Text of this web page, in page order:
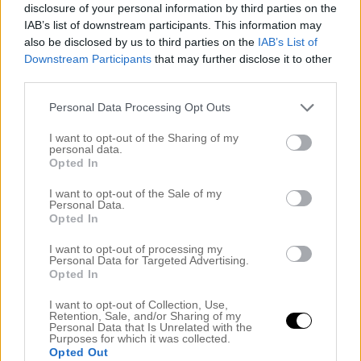
disclosure of your personal information by third parties on the
IAB’s list of downstream participants. This information may
also be disclosed by us to third parties on the IAB’s List of
Downstream Participants that may further disclose it to other
Personal Data Processing Opt Outs
I want to opt-out of the Sharing of my
personal data.
Opted In
I want to opt-out of the Sale of my
Personal Data.
Opted In
I want to opt-out of processing my
Personal Data for Targeted Advertising.
Opted In
I want to opt-out of Collection, Use,
Retention, Sale, and/or Sharing of my
Personal Data that Is Unrelated with the
Purposes for which it was collected.
Opted Out
Bellinifärgad trapp vill man ha max i ett par timmar
ungefär(herregud grannar och folk i området som ev
kikade över häcken måste ju undrat vad jag höll på med!)
Nåväl nu är färgen köpt men tyvärr han jag inte med hela
för nus ka vi iväg och möta upp lite underbara vänner på
Kajen nere i hamnen (Kan ju tilläga att sak nummer två
kyl/frysen vi äntligen fått hem visade sig vara fel. Utan
ismaskin som vi beställt. Inte så lätt att ”returnera” ett 100
Nu måste jag cykla iväg här men ha en underbar kväll i
solskenet (oh my vilket härligt väder vi har!)